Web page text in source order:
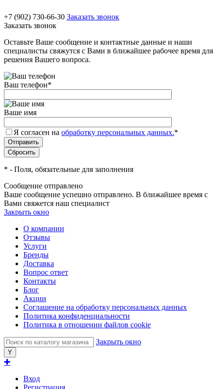
+7 (902) 730-66-30 Заказать звонок
Заказать звонок
Оставьте Ваше сообщение и контактные данные и наши
специалисты свяжутся с Вами в ближайшее рабочее время для
решения Вашего вопроса.
Ваш телефон*
Ваше имя
Я согласен на обработку персональных данных.*
* - Поля, обязательные для заполнения
Сообщение отправлено
Ваше сообщение успешно отправлено. В ближайшее время с
Вами свяжется наш специалист
Закрыть окно
О компании
Отзывы
Услуги
Бренды
Доставка
Вопрос ответ
Контакты
Блог
Акции
Соглашение на обработку персональных данных
Политика конфиденциальности
Политика в отношении файлов cookie
Закрыть окно
✚
Вход
Регистрация